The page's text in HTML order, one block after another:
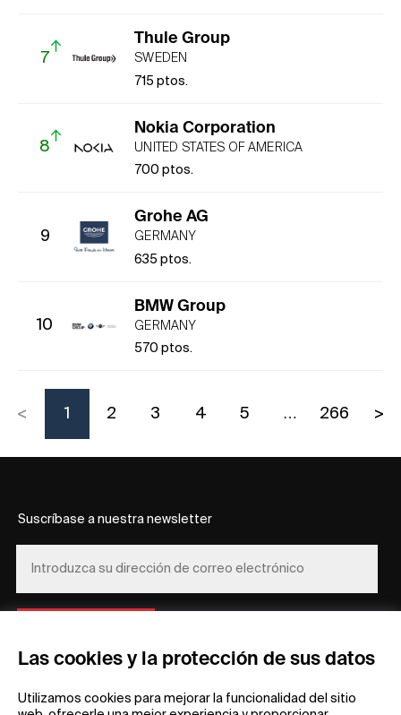
Las cookies y la protección de sus datos
Utilizamos cookies para mejorar la funcionalidad del sitio
7
Thule Group
SWEDEN
715 ptos.
8
Nokia Corporation
UNITED STATES OF AMERICA
700 ptos.
9
Grohe AG
GERMANY
635 ptos.
10
BMW Group
GERMANY
570 ptos.
< 1 2 3 4 5 … 266 >
Suscríbase a nuestra newsletter